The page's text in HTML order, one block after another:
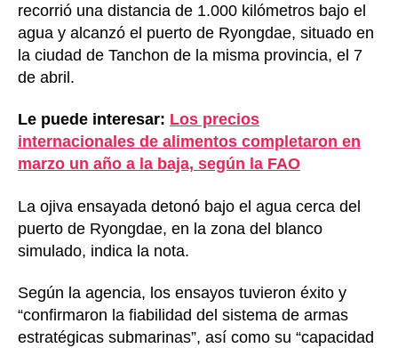
recorrió una distancia de 1.000 kilómetros bajo el
agua y alcanzó el puerto de Ryongdae, situado en
la ciudad de Tanchon de la misma provincia, el 7
de abril.
Le puede interesar: Los precios
internacionales de alimentos completaron en
marzo un año a la baja, según la FAO
La ojiva ensayada detonó bajo el agua cerca del
puerto de Ryongdae, en la zona del blanco
simulado, indica la nota.
Según la agencia, los ensayos tuvieron éxito y
“confirmaron la fiabilidad del sistema de armas
estratégicas submarinas”, así como su “capacidad